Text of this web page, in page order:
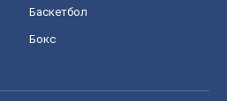
Баскетбол
Бокс